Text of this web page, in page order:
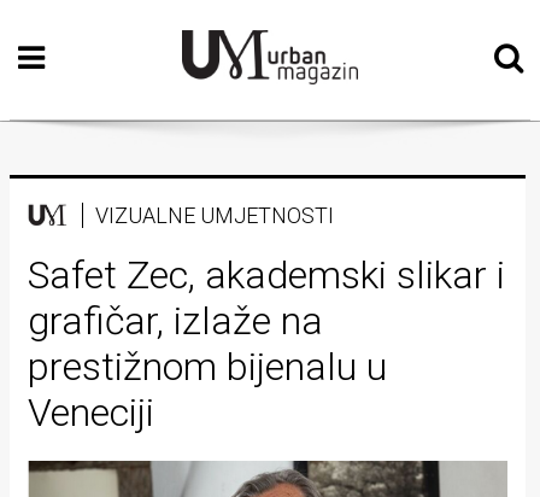
Početna
Vizualne
Teatar
Književnost
Muzika
Film
Intervju
Kolumne
VIZUALNE UMJETNOSTI
Safet Zec, akademski slikar i
grafičar, izlaže na
prestižnom bijenalu u
Veneciji